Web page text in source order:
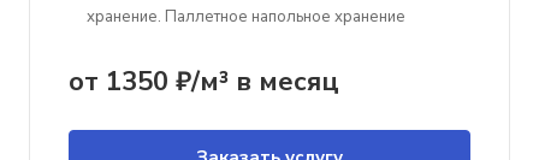
хранение. Паллетное напольное хранение
от 1350 ₽/м³ в месяц